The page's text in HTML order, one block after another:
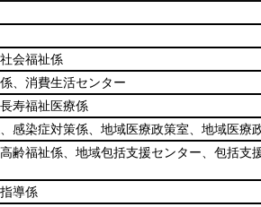
会福祉係
、消費生活センター
寿福祉医療係
感染症対策係、地域医療政策室、地域医療
齢福祉係、地域包括支援センター、包括支
導係